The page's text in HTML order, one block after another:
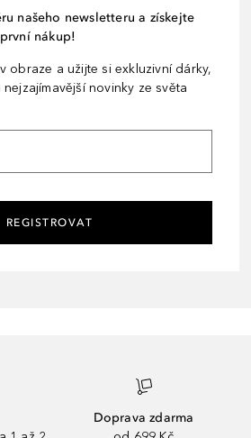
našeho newsletteru a získejte
nákup!
obraze a užijte si exkluzivní dárky,
novinky ze světa
REGISTROVAT
Doprava zdarma